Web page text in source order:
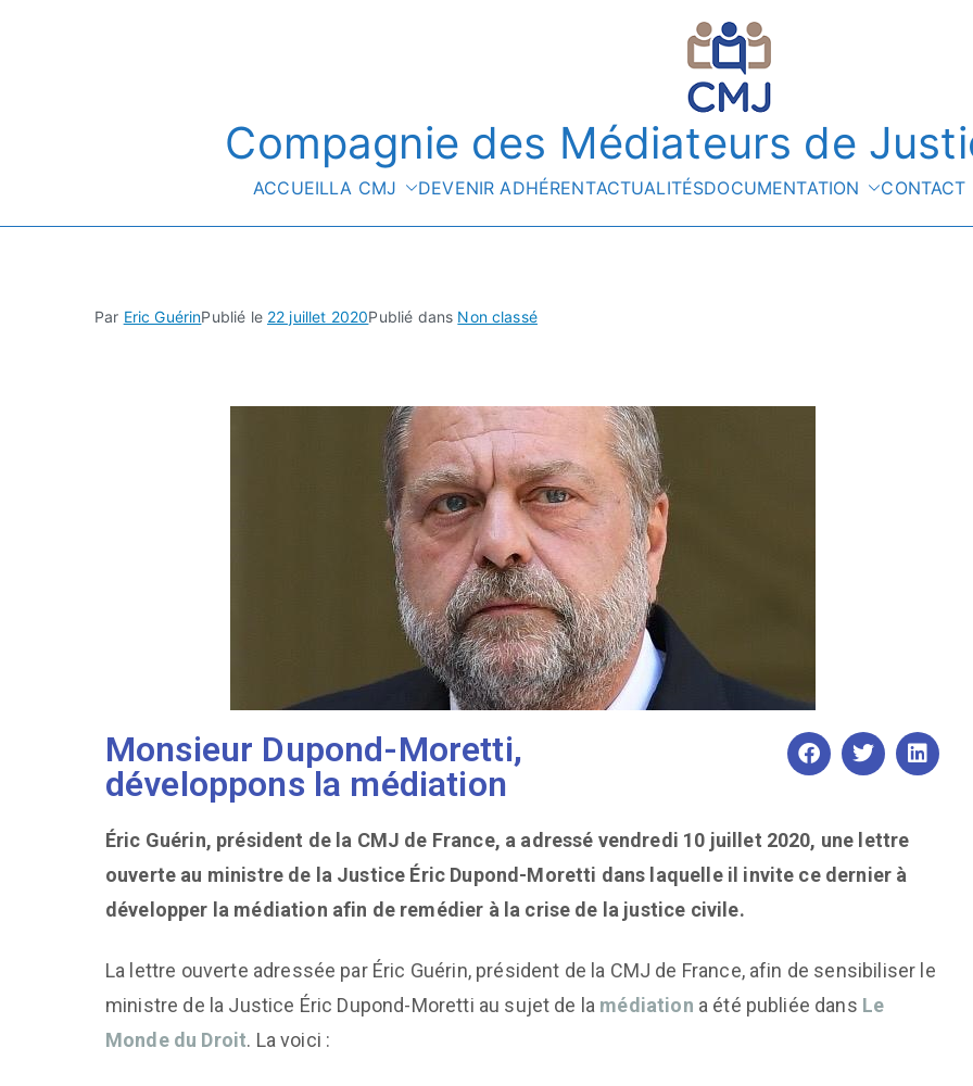
Compagnie des Médiateurs de
ACCUEILLA CMJ DEVENIR ADHÉRENTACTUALITÉSDOCUMENTATION CONTACT
Par Eric GuérinPublié le 22 juillet 2020Publié dans Non classé
Monsieur Dupond-Moretti,
développons la médiation
Éric Guérin, président de la CMJ de France, a adressé vendredi 10 juillet 2020, une lettre
ouverte au ministre de la Justice Éric Dupond-Moretti dans laquelle il invite ce dernier à
développer la médiation afin de remédier à la crise de la justice civile.
La lettre ouverte adressée par Éric Guérin, président de la CMJ de France, afin de sensibiliser le
ministre de la Justice Éric Dupond-Moretti au sujet de la médiation a été publiée dans Le
Monde du Droit. La voici :